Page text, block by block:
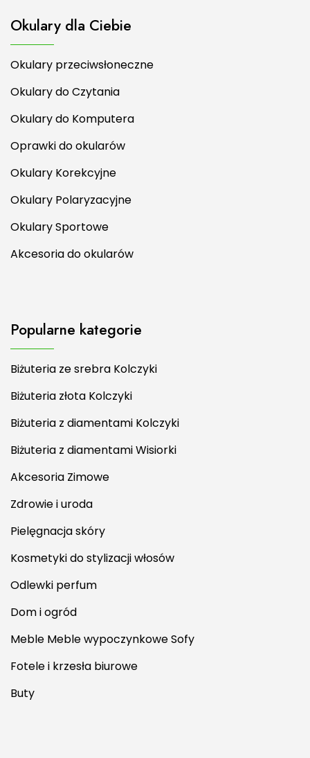
Okulary dla Ciebie
Okulary przeciwsłoneczne
Okulary do Czytania
Okulary do Komputera
Oprawki do okularów
Okulary Korekcyjne
Okulary Polaryzacyjne
Okulary Sportowe
Akcesoria do okularów
Popularne kategorie
Biżuteria ze srebra Kolczyki
Biżuteria złota Kolczyki
Biżuteria z diamentami Kolczyki
Biżuteria z diamentami Wisiorki
Akcesoria Zimowe
Zdrowie i uroda
Pielęgnacja skóry
Kosmetyki do stylizacji włosów
Odlewki perfum
Dom i ogród
Meble Meble wypoczynkowe Sofy
Fotele i krzesła biurowe
Buty